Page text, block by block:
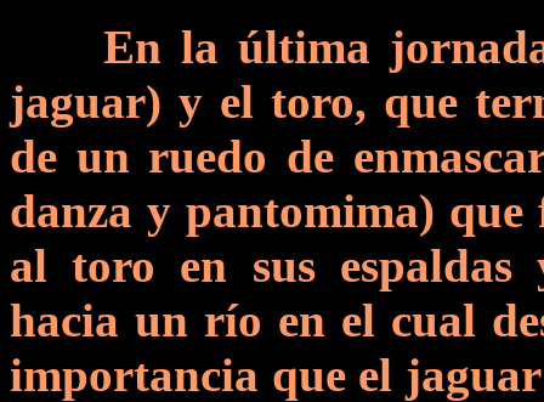
En la última
jaguar) y el toro, que
de un ruedo de
danza y pantomima)
al toro en sus espaldas
hacia un río en el cual
importancia que el